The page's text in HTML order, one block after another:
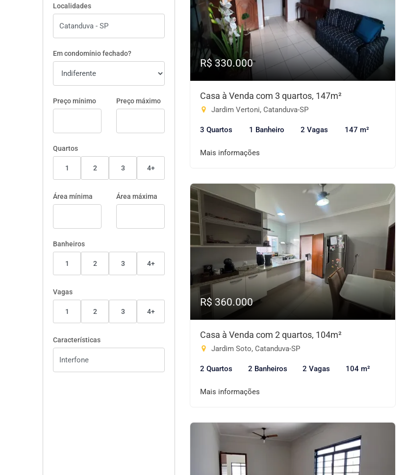
Localidades
Em condomínio fechado?
Preço mínimo Preço máximo
Quartos
1 2 3 4+
Área mínima Área máxima
Banheiros
1 2 3 4+
Vagas
1 2 3 4+
Características
R$ 330.000
Casa à Venda com 3 quartos, 147m²
Jardim Vertoni, Catanduva-SP
3 Quartos 1 Banheiro 2 Vagas 147 m²
Mais informações
R$ 360.000
Casa à Venda com 2 quartos, 104m²
Jardim Soto, Catanduva-SP
2 Quartos 2 Banheiros 2 Vagas 104 m²
Mais informações